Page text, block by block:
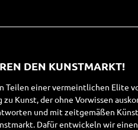
DEN KUNSTMARKT!
Teilen einer vermeintlichen Elite
Kunst, der ohne Vorwissen
und mit zeitgemäßen
Dafür entwickeln wir